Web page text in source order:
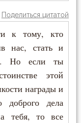
Поделиться цитатой
к тому, кто
нас, стать и
Но если ты
этой
награды и
дела
тебя, то все